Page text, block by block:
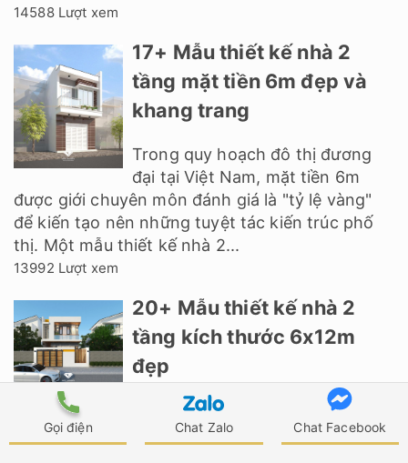
Gọi điện Chat Zalo Chat Facebook
14588 Lượt xem
17+ Mẫu thiết kế nhà 2
tầng mặt tiền 6m đẹp và
khang trang
Trong quy hoạch đô thị đương
đại tại Việt Nam, mặt tiền 6m
được giới chuyên môn đánh giá là "tỷ lệ vàng"
để kiến tạo nên những tuyệt tác kiến trúc phố
thị. Một mẫu thiết kế nhà 2...
13992 Lượt xem
20+ Mẫu thiết kế nhà 2
tầng kích thước 6x12m
đẹp
Mẫu thiết kế nhà 2 tầng 6x12m ngày càng nhận
được nhiều sự yêu mến và ưa chuộng của mọi